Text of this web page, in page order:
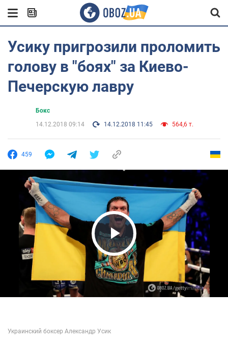
Усику пригрозили проломить
голову в "боях" за Киево-
Печерскую лавру
Бокс
14.12.2018 09:14
14.12.2018 11:45 564,6 т.
459
Play Video